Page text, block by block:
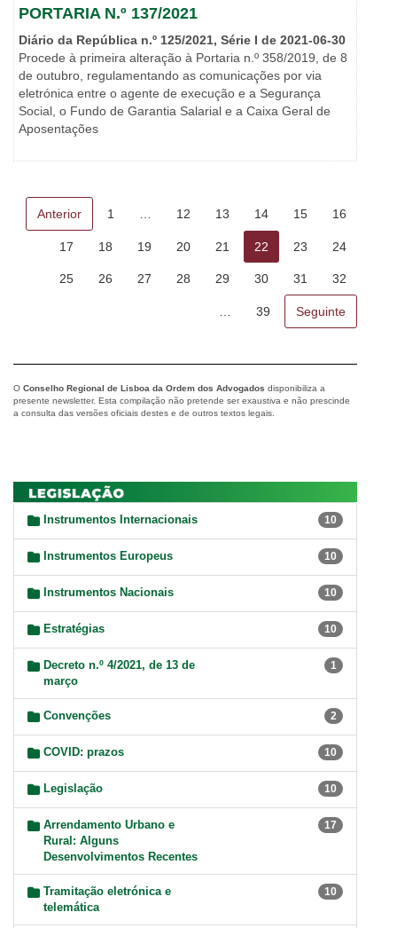
PORTARIA N.º 137/2021
Diário da República n.º 125/2021, Série I de 2021-06-30
Procede à primeira alteração à Portaria n.º 358/2019, de 8
de outubro, regulamentando as comunicações por via
eletrónica entre o agente de execução e a Segurança
Social, o Fundo de Garantia Salarial e a Caixa Geral de
Aposentações
Anterior 1 12 13 14 15 16
17 18 19 20 21 22 23 24
25 26 27 28 29 30 31 32
39 Seguinte
O Conselho Regional de Lisboa da Ordem dos Advogados disponibiliza a
presente newsletter. Esta compilação não pretende ser exaustiva e não prescinde
a consulta das versões oficiais destes e de outros textos legais.
Instrumentos Internacionais 10
Instrumentos Europeus 10
Instrumentos Nacionais 10
Estratégias 10
Decreto n.º 4/2021, de 13 de
março
1
Convenções 2
COVID: prazos 10
Legislação 10
Arrendamento Urbano e
Rural: Alguns
Desenvolvimentos Recentes
17
Tramitação eletrónica e
telemática
10